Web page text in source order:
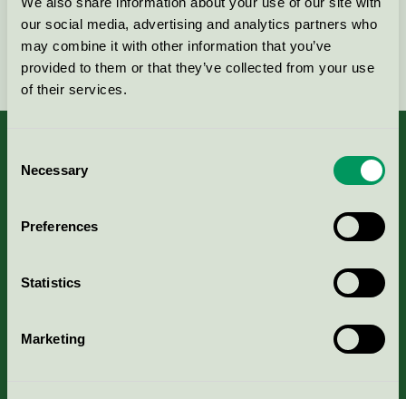
our social media, advertising and analytics partners who
may combine it with other information that you’ve
provided to them or that they’ve collected from your use
of their services.
Selection
Necessary
Preferences
Statistics
Marketing
Fortsätt
Portal för massa, papper & tryckerier